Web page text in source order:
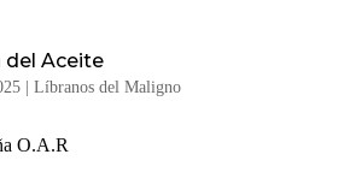
del Aceite
| Líbranos del Maligno
O.A.R